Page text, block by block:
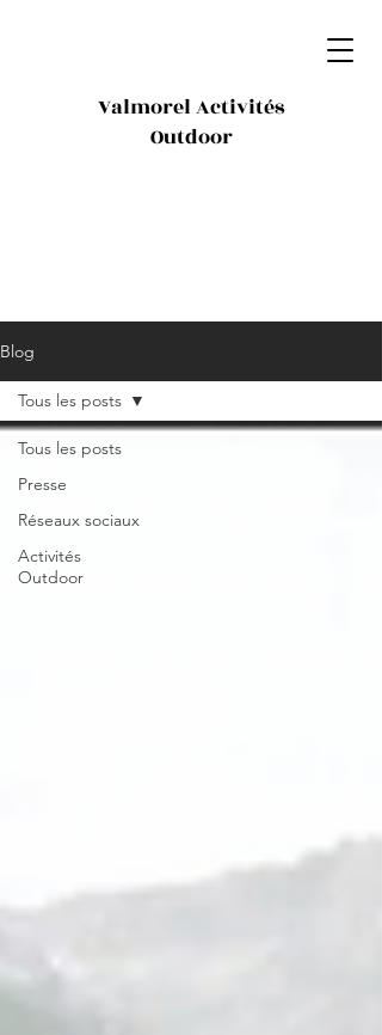
Valmorel Activités
Outdoor
Blog
Tous les posts
Presse
Réseaux sociaux
Activités
Outdoor
Tous les posts